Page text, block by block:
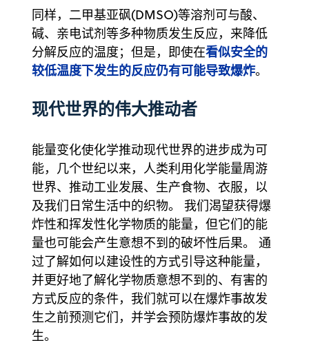
同样，二甲基亚砜(DMSO)等溶剂可与酸、
碱、亲电试剂等多种物质发生反应，来降低
分解反应的温度；但是，即使在看似安全的
较低温度下发生的反应仍有可能导致爆炸。
现代世界的伟大推动者
能量变化使化学推动现代世界的进步成为可
能，几个世纪以来，人类利用化学能量周游
世界、推动工业发展、生产食物、衣服，以
及我们日常生活中的织物。 我们渴望获得爆
炸性和挥发性化学物质的能量，但它们的能
量也可能会产生意想不到的破坏性后果。 通
过了解如何以建设性的方式引导这种能量，
并更好地了解化学物质意想不到的、有害的
方式反应的条件，我们就可以在爆炸事故发
生之前预测它们，并学会预防爆炸事故的发
生。